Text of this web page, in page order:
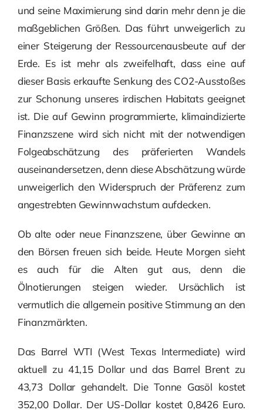
und seine Maximierung sind darin mehr denn je die
maßgeblichen Größen. Das führt unweigerlich zu
einer Steigerung der Ressourcenausbeute auf der
Erde. Es ist mehr als zweifelhaft, dass eine auf
dieser Basis erkaufte Senkung des CO2-Ausstoßes
zur Schonung unseres irdischen Habitats geeignet
ist. Die auf Gewinn programmierte, klimaindizierte
Finanzszene wird sich nicht mit der notwendigen
Folgeabschätzung des präferierten Wandels
auseinandersetzen, denn diese Abschätzung würde
unweigerlich den Widerspruch der Präferenz zum
angestrebten Gewinnwachstum aufdecken.
Ob alte oder neue Finanzszene, über Gewinne an
den Börsen freuen sich beide. Heute Morgen sieht
es auch für die Alten gut aus, denn die
Ölnotierungen steigen wieder. Ursächlich ist
vermutlich die allgemein positive Stimmung an den
Finanzmärkten.
Das Barrel WTI (West Texas Intermediate) wird
aktuell zu 41,15 Dollar und das Barrel Brent zu
43,73 Dollar gehandelt. Die Tonne Gasöl kostet
352,00 Dollar. Der US-Dollar kostet 0,8426 Euro.